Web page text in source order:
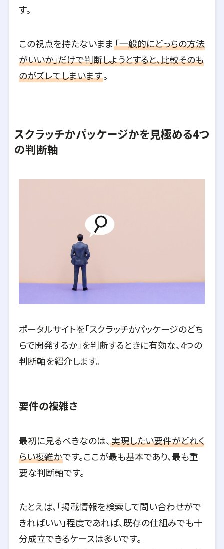
す。
この視点を持たないまま 「一般的にどっちの方法
がいいか」だけで判断しようとすると、比較そのも
のがズレてしまいます。
スクラッチかパッケージかを見極める4つ
の判断軸
ポータルサイトを「スクラッチかパッケージのどち
らで開発するか」を判断するときに有効な、4つの
判断軸を紹介します。
要件の複雑さ
最初に見るべきなのは、 実現したい要件がどれく
らい複雑かです。ここが最も基本であり、最も重
要な判断軸です。
たとえば、「掲載情報を検索して問い合わせがで
きればいい」程度であれば、既存の仕組みでも十
分成立できるケースは多いです。